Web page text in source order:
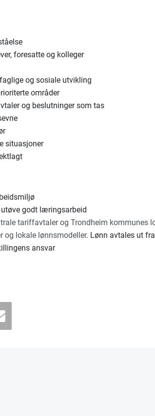
foresatte og kolleger
og sosiale utvikling
områder
og beslutninger som tas
situasjoner
godt læringsarbeid
tariffavtaler og Trondheim kommunes
og lokale lønnsmodeller. Lønn avtales ut
ansvar